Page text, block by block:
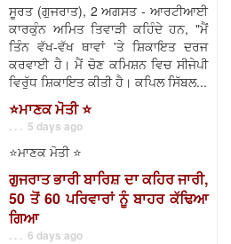
ਸੂਰਤ (ਗੁਜਰਾਤ), 2 ਅਗਸਤ - ਆਰਟੀਆਈ
ਕਾਰਕੁੰਨ ਅਮਿਤ ਤਿਵਾੜੀ ਕਹਿੰਦੇ ਹਨ, "ਮੈਂ
ਤਿੰਨ ਵੱਖ-ਵੱਖ ਥਾਵਾਂ 'ਤੇ ਸ਼ਿਕਾਇਤ ਦਰਜ
ਕਰਵਾਈ ਹੈ। ਮੈਂ ਚੋਣ ਕਮਿਸ਼ਨ ਵਿਚ ਸੀਜੇਪੀ
ਵਿਰੁੱਧ ਸ਼ਿਕਾਇਤ ਕੀਤੀ ਹੈ। ਕਪਿਲ ਸਿੱਬਲ...
⭐️ਮਾਣਕ ਮੋਤੀ ⭐️
. . . 5 days ago
⭐️ਮਾਣਕ ਮੋਤੀ ⭐️
ਗੁਜਰਾਤ ਭਾਰੀ ਬਾਰਿਸ਼ ਦਾ ਕਹਿਰ ਜਾਰੀ,
50 ਤੋਂ 60 ਪਰਿਵਾਰਾਂ ਨੂੰ ਬਾਹਰ ਕੱਢਿਆ
ਗਿਆ
. . . 6 days ago